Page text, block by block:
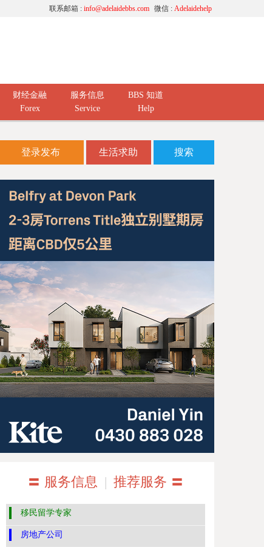
微信 : Adelaidehelp
联系邮箱 : info@adelaidebbs.com
财经金融
Forex
服务信息
Service
BBS 知道
Help
登录发布 生活求助 搜索
〓 服务信息 | 推荐服务 〓
移民留学专家
房地产公司